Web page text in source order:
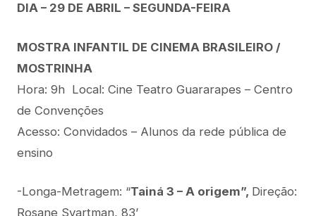
DIA – 29 DE ABRIL – SEGUNDA-FEIRA
MOSTRA INFANTIL DE CINEMA BRASILEIRO /
MOSTRINHA
Hora: 9h Local: Cine Teatro Guararapes – Centro
de Convenções
Acesso: Convidados – Alunos da rede pública de
ensino
-Longa-Metragem: “Tainá 3 – A origem”, Direção:
Rosane Svartman, 83’